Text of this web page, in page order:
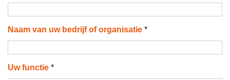
Naam van uw bedrijf of organisatie *
Uw functie *